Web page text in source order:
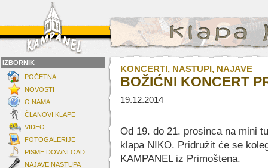
IZBORNIK
POČETNA
NOVOSTI
O NAMA
ČLANOVI KLAPE
VIDEO
FOTOGALERIJE
PISME DOWNLOAD
NAJAVE NASTUPA
KONCERTI, NASTUPI, NAJAVE
BOŽIĆNI KONCERT
19.12.2014
Od 19. do 21. prosinca na mini
klapa NIKO. Pridružit će se
KAMPANEL iz Primoštena.